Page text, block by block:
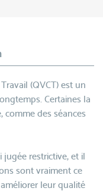
(QVCT) est un
Certaines la
comme des séances
restrictive, et il
sont vraiment ce
leur qualité